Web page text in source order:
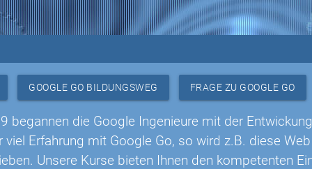
GOOGLE GO BILDUNGSWEG FRAGE ZU GOOGLE GO
begannen die Google Ingenieure mit der
viel Erfahrung mit Google Go, so wird z.B. diese
Unsere Kurse bieten Ihnen den kompetenten